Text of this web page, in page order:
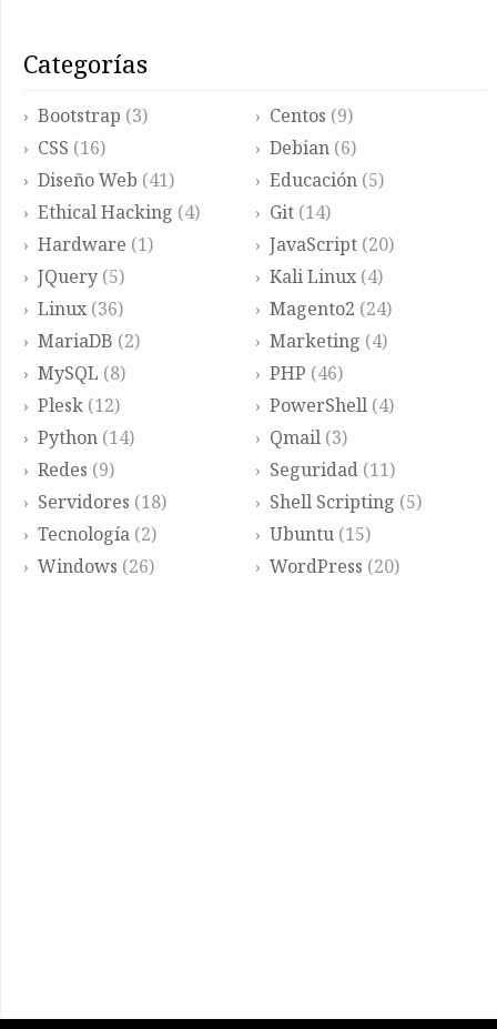
categorías
Bootstrap (3) Centos (9)
CSS (16) Debian(6)
Diseño Web (41) Educación(5)
Ethical Hacking (4) Git(14)
Hardware (1) JavaScript(20)
JQuery (5) Kali Linux(4)
Linux (36) Magento2 (24)
MariaDB (2) Marketing (4)
MySQL (8) PHP (46)
Plesk (12) PowerShell(4)
Python (14) Qmail(3)
Redes (9) Seguridad(11)
Servidores (18) Shell Scripting (5)
Tecnología (2) Ubuntu(15)
Windows (26) WordPress (20)